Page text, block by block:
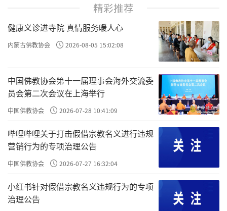
精彩推荐
健康义诊进寺院 真情服务暖人心
内蒙古佛教协会 2026-08-05 15:02:08
中国佛教协会第十一届理事会海外交流委
员会第二次会议在上海举行
中国佛教协会 2026-07-28 10:41:09
哔哩哔哩关于打击假借宗教名义进行违规
营销行为的专项治理公告
中国佛教协会 2026-07-27 16:32:04
小红书针对假借宗教名义违规行为的专项
治理公告